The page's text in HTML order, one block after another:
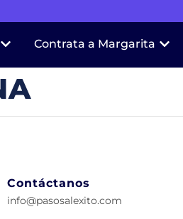
Contrata a Margarita
Contáctanos
info@pasosalexito.com